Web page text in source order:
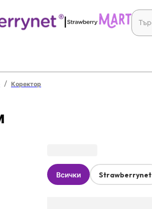
|
/ Коректор
Всички Strawberrynet